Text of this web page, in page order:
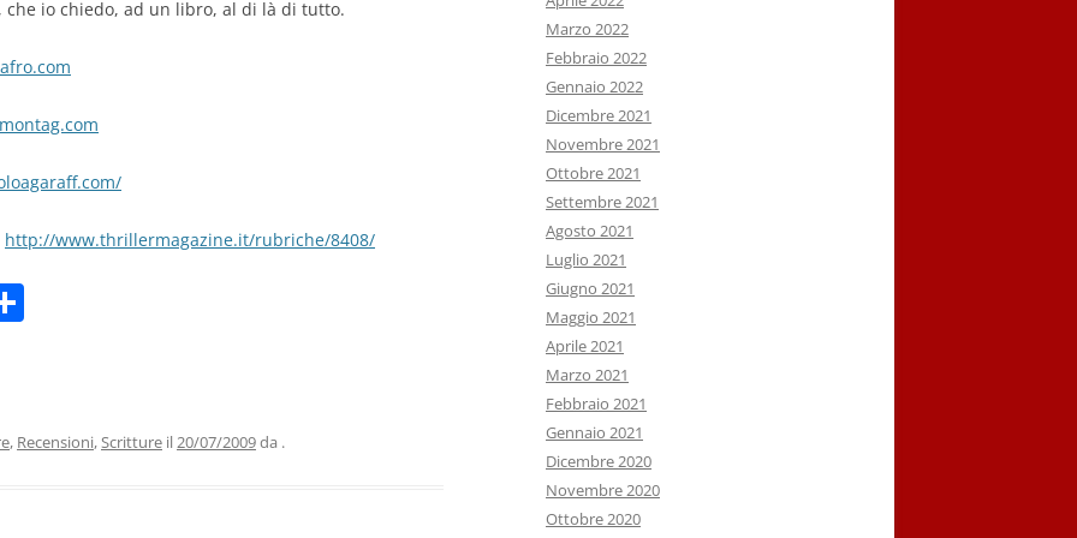
io chiedo, ad un libro, al di là di tutto.
http://www.thrillermagazine.it/rubriche/8408/
vi
, Recensioni,Scritture il20/07/2009da .
Marzo 2022
Febbraio 2022
Gennaio 2022
Dicembre 2021
Novembre 2021
Ottobre 2021
Settembre 2021
Agosto 2021
Luglio 2021
Giugno 2021
Maggio 2021
Aprile 2021
Marzo 2021
Febbraio 2021
Gennaio 2021
Dicembre 2020
Novembre 2020
Ottobre 2020